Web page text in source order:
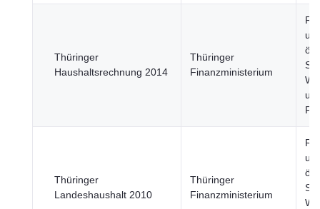
Thüringer
Haushaltsrechnung 2014
Thüringer
Finanzministerium
Thüringer
Landeshaushalt 2010
Thüringer
Finanzministerium